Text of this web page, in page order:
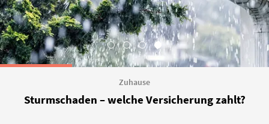
Zuhause
Sturmschaden – welche Versicherung zahlt?